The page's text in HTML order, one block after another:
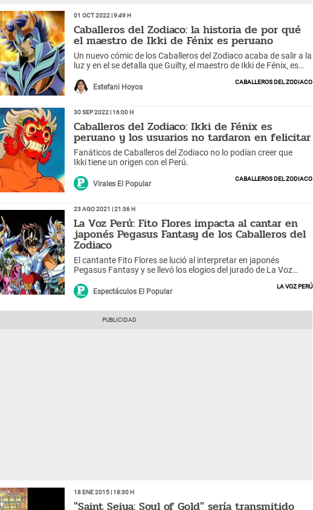
01 Oct 2022 | 9:49 h
Caballeros del Zodiaco: la historia de por qué
el maestro de Ikki de Fénix es peruano
Un nuevo cómic de los Caballeros del Zodiaco acaba de salir a la
luz y en el se detalla que Guilty, el maestro de Ikki de Fénix, es
Estefani Hoyos
Caballeros del Zodiaco
30 Sep 2022 | 16:00 h
Caballeros del Zodiaco: Ikki de Fénix es
peruano y los usuarios no tardaron en felicitar
Fanáticos de Caballeros del Zodiaco no lo podían creer que
Ikki tiene un origen con el Perú.
Virales El Popular
Caballeros del Zodiaco
23 Ago 2021 | 21:36 h
La Voz Perú: Fito Flores impacta al cantar en
japonés Pegasus Fantasy de los Caballeros del
Zodiaco
El cantante Fito Flores se lució al interpretar en japonés
Pegasus Fantasy y se llevó los elogios del jurado de La Voz
Espectáculos El Popular
La Voz Perú
18 Ene 2015 | 18:30 h
"Saint Seiya: Soul of Gold" sería transmitido